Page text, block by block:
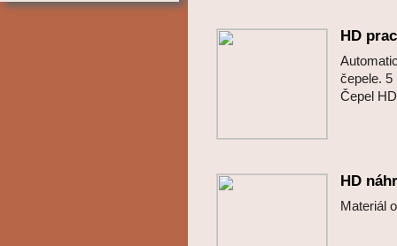
HD
čepele. 5
Čepel
HD
Materiál